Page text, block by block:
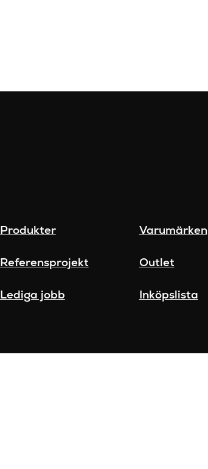
Produkter Varumärken
Referensprojekt Outlet
Lediga jobb Inköpslista